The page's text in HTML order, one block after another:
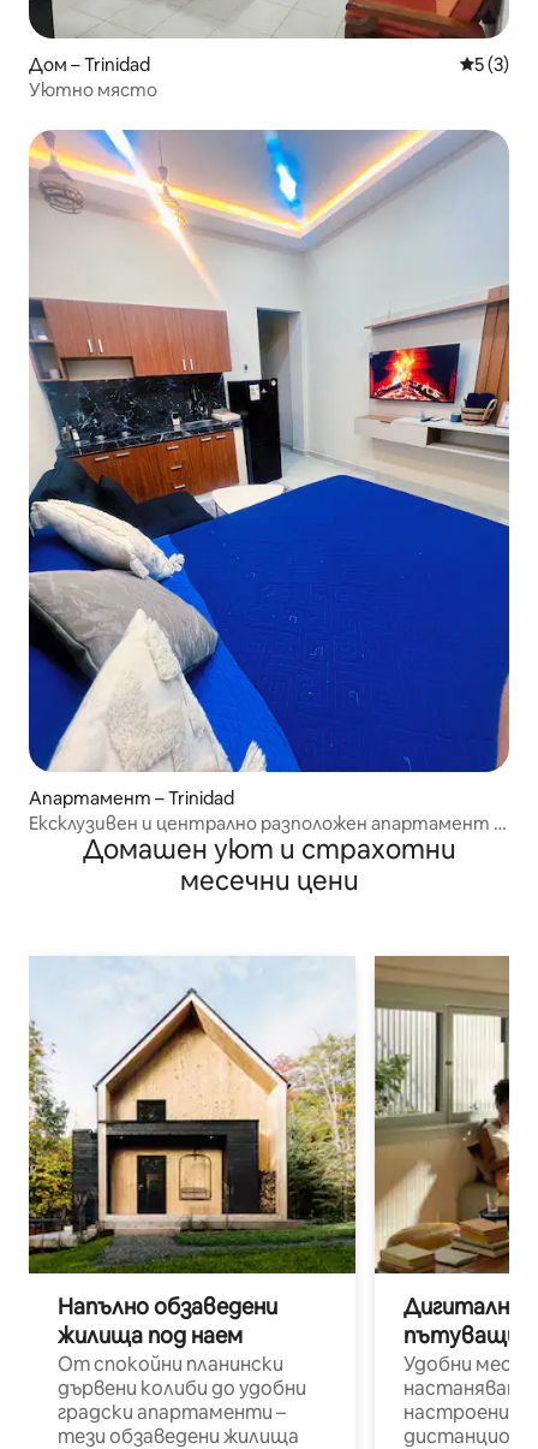
Дом – Trinidad Средна
5 (3)
Уютно място
Апартамент – Trinidad
Ексклузивен и централно разположен апартамент с
една стая, нов
Домашен уют и страхотни
месечни цени
Напълно обзаведени
жилища под наем
От спокойни планински
дървени колиби до удобни
градски апартаменти –
тези обзаведени жилища
Дигитални
пътуващи
Удобни
настаняване
настроени и